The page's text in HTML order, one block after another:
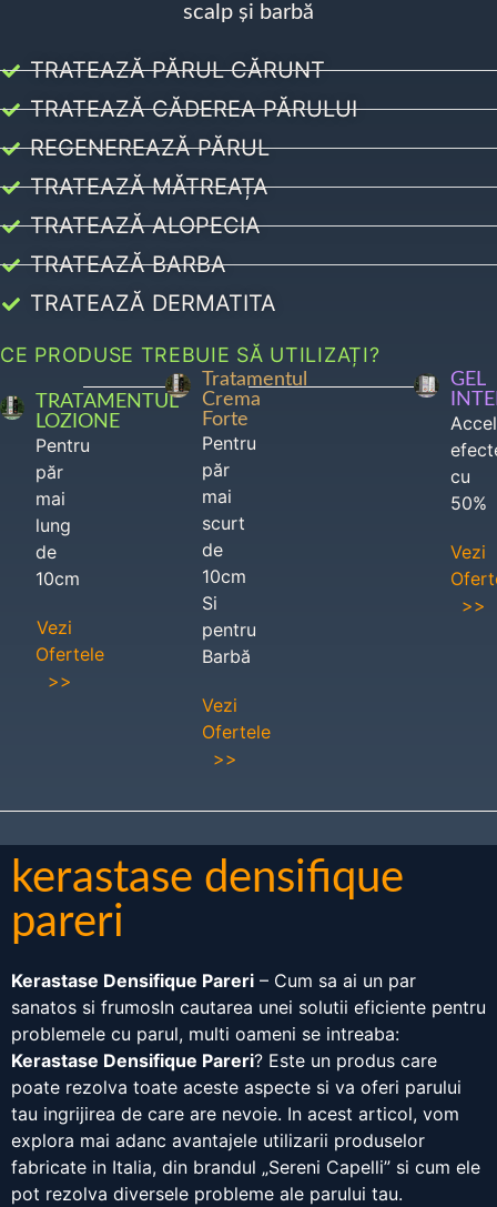
scalp și barbă
TRATEAZĂ PĂRUL CĂRUNT
TRATEAZĂ CĂDEREA PĂRULUI
REGENEREAZĂ PĂRUL
TRATEAZĂ MĂTREAȚA
TRATEAZĂ ALOPECIA
TRATEAZĂ BARBA
TRATEAZĂ DERMATITA
CE PRODUSE TREBUIE SĂ UTILIZAȚI?
TRATAMENTUL
LOZIONE
Pentru
păr
mai
lung
de
10cm
Vezi
Ofertele
>>
Tratamentul
Crema
Forte
Pentru
păr
mai
scurt
de
10cm
Si
pentru
Barbă
Vezi
Ofertele
>>
GEL
cu
50%
Vezi
>>
kerastase densifique
pareri
Kerastase Densifique Pareri – Cum sa ai un par
sanatos si frumosIn cautarea unei solutii eficiente pentru
problemele cu parul, multi oameni se intreaba:
Kerastase Densifique Pareri? Este un produs care
poate rezolva toate aceste aspecte si va oferi parului
tau ingrijirea de care are nevoie. In acest articol, vom
explora mai adanc avantajele utilizarii produselor
fabricate in Italia, din brandul „Sereni Capelli” si cum ele
pot rezolva diversele probleme ale parului tau.